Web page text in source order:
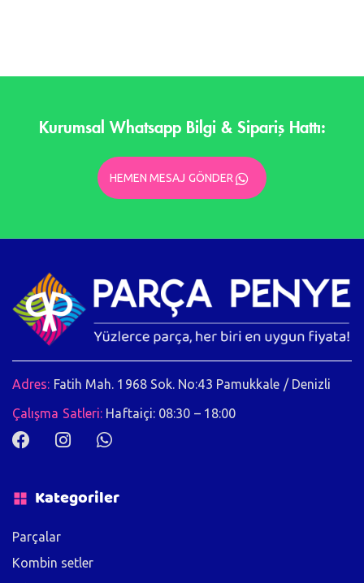
Kurumsal Whatsapp Bilgi & Sipariş Hattı:
HEMEN MESAJ GÖNDER
Adres: Fatih Mah. 1968 Sok. No:43 Pamukkale / Denizli
Çalışma Satleri: Haftaiçi: 08:30 – 18:00
Kategoriler
Parçalar
Kombin setler